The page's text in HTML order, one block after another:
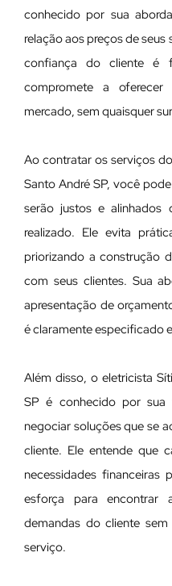
conhecido por sua
relação aos preços de
confiança do cliente é
compromete a
mercado, sem quaisquer
Ao contratar os serviços
Santo André SP, você
serão justos e
realizado. Ele evita
priorizando a construção
com seus clientes. Sua
apresentação de
é claramente especificado
Além disso, o eletricista
SP é conhecido por sua
negociar soluções que se
cliente. Ele entende que
necessidades financeiras
esforça para encontrar
demandas do cliente
serviço.